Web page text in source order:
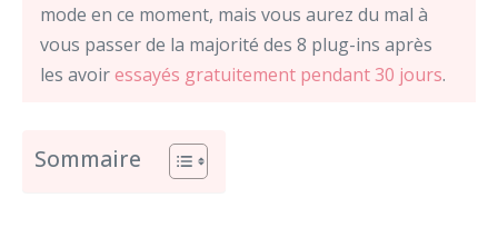
mode en ce moment, mais vous aurez du mal à
vous passer de la majorité des 8 plug-ins après
les avoiressayés gratuitement pendant 30 jours.
Sommaire